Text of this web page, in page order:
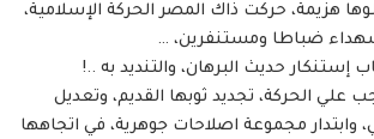
هزيمة، حركت ذاك المصر الحركة الإسلامية،
ضباطا ومستنفرين، …
حديث البرهان، والتنديد به ..!
علي الحركة، تجديد ثوبها القديم، وتعديل
مجموعة اصلاحات جوهرية، في اتجاهها